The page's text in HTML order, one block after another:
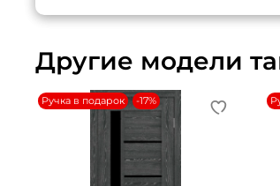
Другие модели
Ручка в подарок -17%